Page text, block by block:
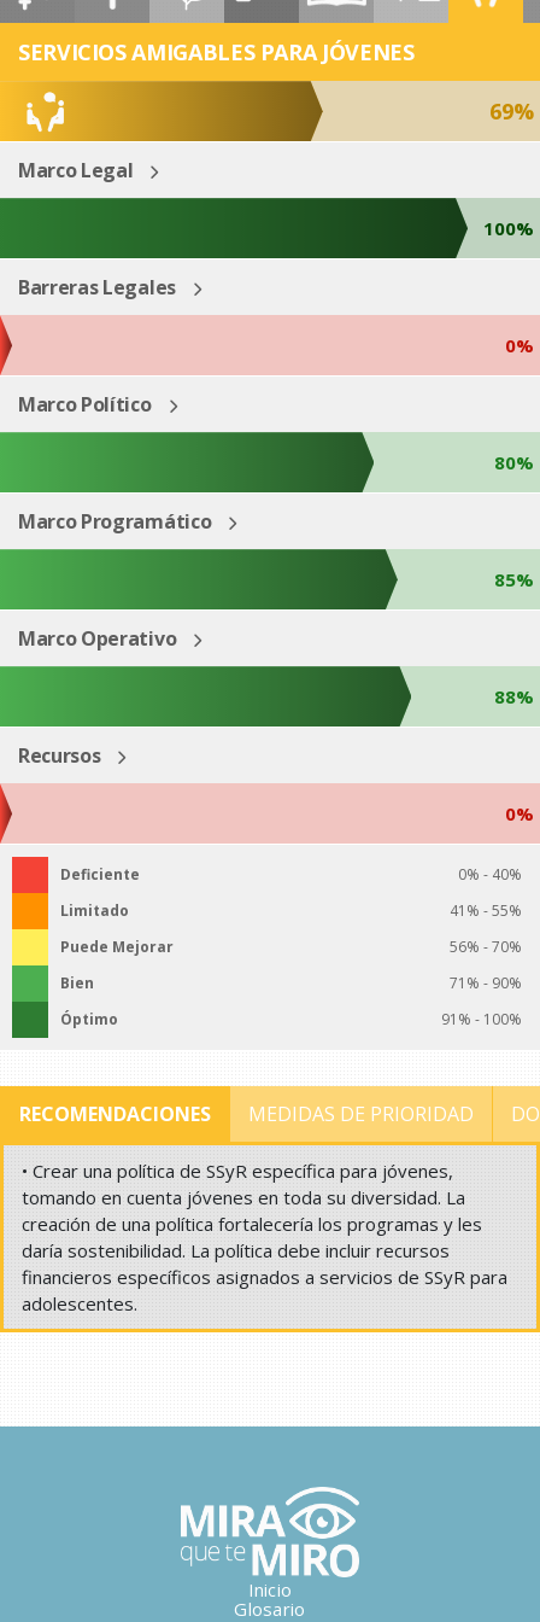
ESP ENG
SERVICIOS AMIGABLES PARA JÓVENES
69%
Marco Legal
100%
Barreras Legales
0%
Marco Político
80%
Marco Programático
85%
Marco Operativo
88%
Recursos
0%
Deficiente
0% - 40%
Limitado
41% - 55%
Puede Mejorar
56% - 70%
Bien
71% - 90%
Óptimo
91% - 100%
RECOMENDACIONES MEDIDAS DE PRIORIDAD
• Crear una política de SSyR específica para jóvenes,
tomando en cuenta jóvenes en toda su diversidad. La
creación de una política fortalecería los programas y les
daría sostenibilidad. La política debe incluir recursos
financieros específicos asignados a servicios de SSyR para
adolescentes.
Inicio
Glosario